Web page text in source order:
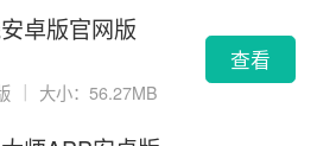
卓版官网版
大小：56.27MB
查看